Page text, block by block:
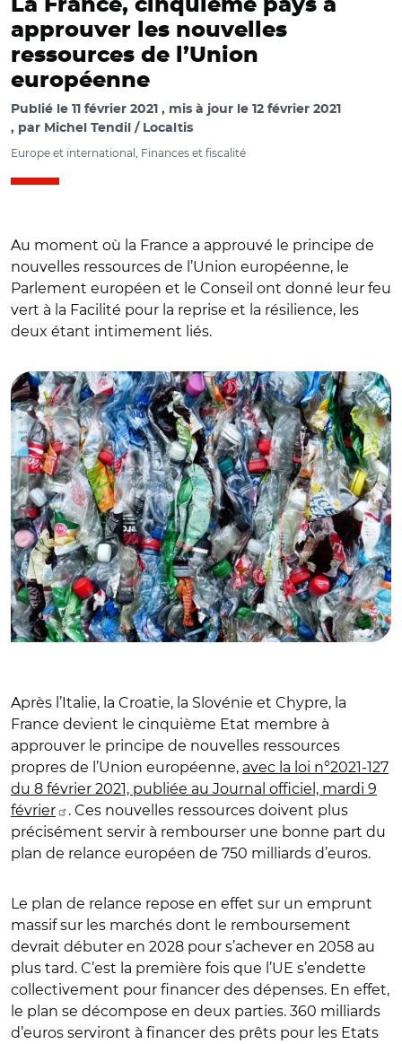
La France, cinquième pays à
approuver les nouvelles
ressources de l’Union
européenne
Publié le 11 février 2021 mis à jour le 12 février 2021
par Michel Tendil / Localtis
Europe et international, Finances et fiscalité
Au moment où la France a approuvé le principe de
nouvelles ressources de l’Union européenne, le
Parlement européen et le Conseil ont donné leur feu
vert à la Facilité pour la reprise et la résilience, les
deux étant intimement liés.
Après l’Italie, la Croatie, la Slovénie et Chypre, la
France devient le cinquième Etat membre à
approuver le principe de nouvelles ressources
propres de l’Union européenne, avec la loi n°2021-127
du 8 février 2021, publiée au Journal officiel, mardi 9
février
. Ces nouvelles ressources doivent plus
précisément servir à rembourser une bonne part du
plan de relance européen de 750 milliards d’euros.
Le plan de relance repose en effet sur un emprunt
massif sur les marchés dont le remboursement
devrait débuter en 2028 pour s’achever en 2058 au
plus tard. C’est la première fois que l’UE s’endette
collectivement pour financer des dépenses. En effet,
le plan se décompose en deux parties. 360 milliards
d’euros serviront à financer des prêts pour les Etats